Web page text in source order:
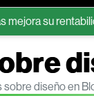
rentabilidad en
sobre diseño en